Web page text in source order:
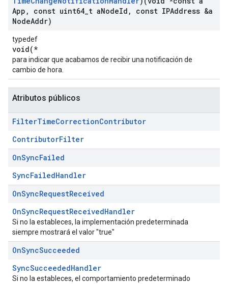
App , const uint64 t aNodeId ,
const IPAddress &a
NodeAddr)
typedef
void(*
para indicar que acabamos de recibir una notificación de
cambio de hora.
Atributos públicos
FilterTimeCorrectionContributor
ContributorFilter
OnSyncFailed
SyncFailedHandler
OnSyncRequestReceived
OnSyncRequestReceivedHandler
Si no la estableces, la implementación predeterminada
siempre mostrará el valor "true"
OnSyncSucceeded
SyncSucceededHandler
Si no la estableces, el comportamiento predeterminado